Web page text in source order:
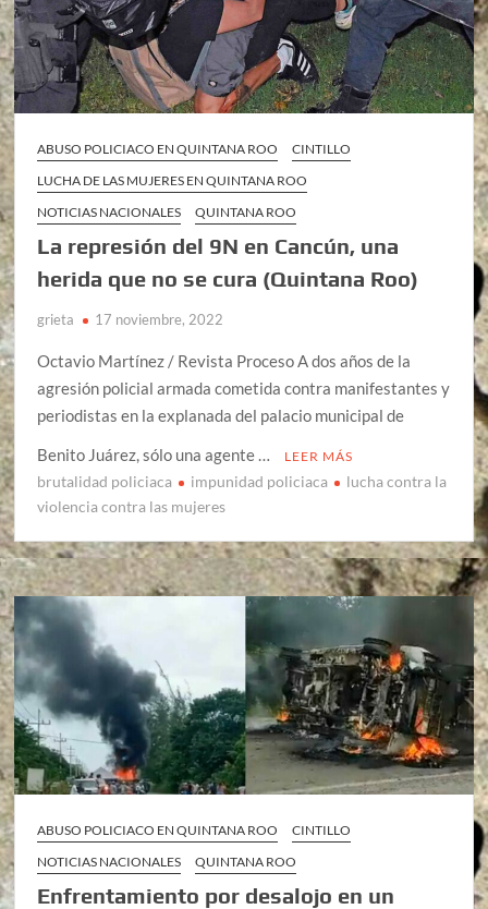
ABUSO POLICIACO EN QUINTANA ROO
CINTILLO
LUCHA DE LAS MUJERES EN QUINTANA ROO
NOTICIAS NACIONALES
QUINTANA ROO
La represión del 9N en Cancún, una
herida que no se cura (Quintana Roo)
grieta 17 noviembre, 2022
Octavio Martínez / Revista Proceso A dos años de la
agresión policial armada cometida contra manifestantes y
periodistas en la explanada del palacio municipal de
Benito Juárez, sólo una agente …
LEER MÁS
brutalidad policiaca impunidad policiaca
lucha contra la
violencia contra las mujeres
ABUSO POLICIACO EN QUINTANA ROO
CINTILLO
NOTICIAS NACIONALES
QUINTANA ROO
Enfrentamiento por desalojo en un